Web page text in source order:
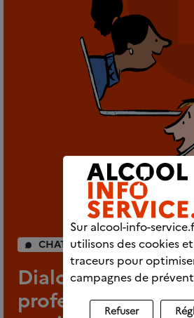
CHAT INDIVIDUEL
Dialoguez en
professionnel
Sur alcool-info-
utilisons des cookies
traceurs pour
campagnes de
Refuser